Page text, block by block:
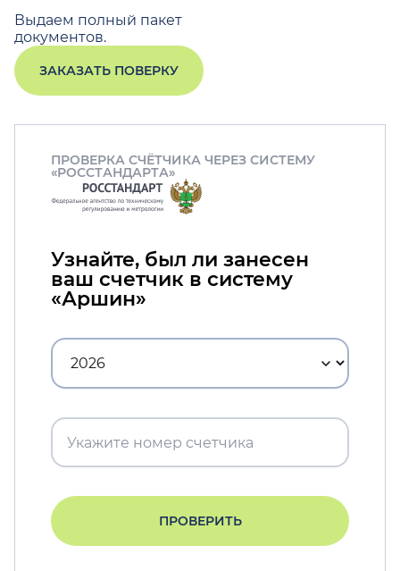
Выдаем полный пакет
документов.
ЗАКАЗАТЬ ПОВЕРКУ
ПРОВЕРКА СЧЁТЧИКА ЧЕРЕЗ СИСТЕМУ
«РОССТАНДАРТА»
Узнайте, был ли занесен
ваш счетчик в систему
«Аршин»
ПРОВЕРИТЬ